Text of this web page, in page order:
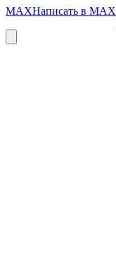
MAXНаписать в MAX